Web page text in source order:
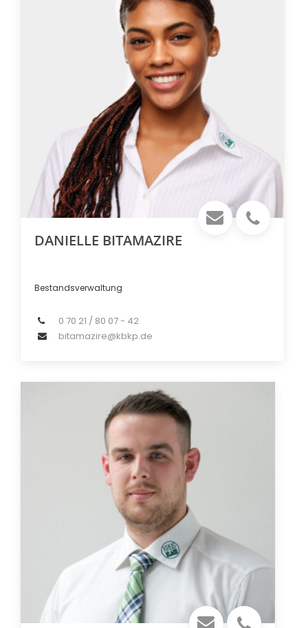
DANIELLE BITAMAZIRE
Bestandsverwaltung
0 70 21 / 80 07 - 42
bitamazire@kbkp.de